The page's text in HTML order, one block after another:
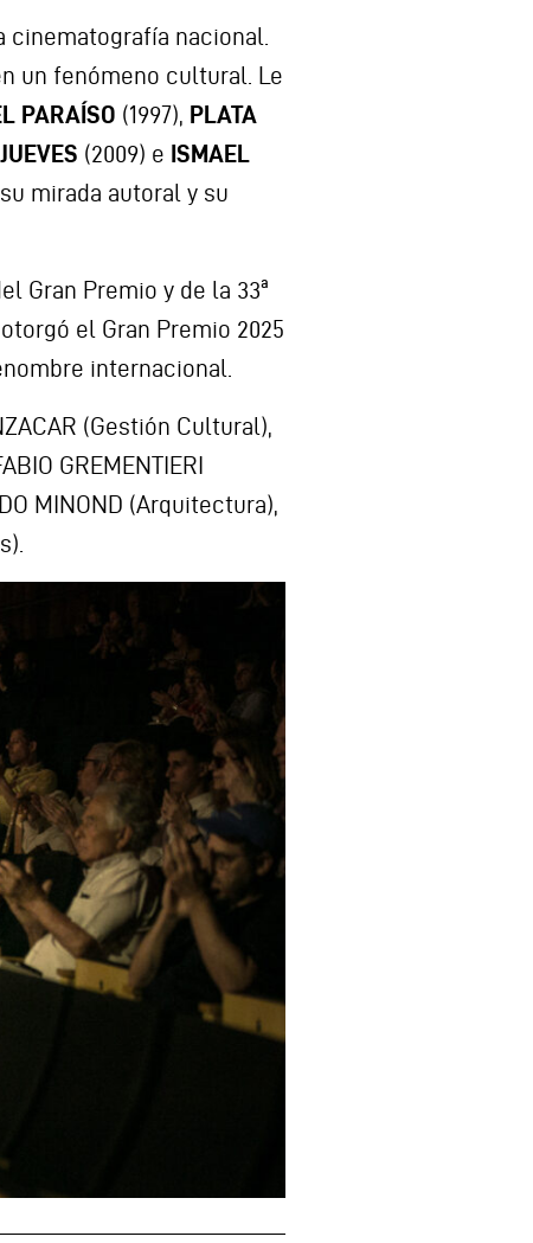
cinematografía nacional.
un fenómeno cultural. Le
PARAÍSO (1997), PLATA
(2009) e ISMAEL
mirada autoral y su
Gran Premio y de la 33ª
el Gran Premio 2025
internacional.
(Gestión Cultural),
GREMENTIERI
MINOND (Arquitectura),